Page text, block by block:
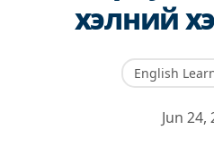
хэлний
English
Jun 24,